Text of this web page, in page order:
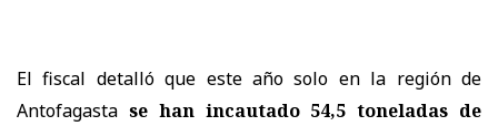
El fiscal detalló que este año solo en la región de
Antofagasta se han incautado 54,5 toneladas de